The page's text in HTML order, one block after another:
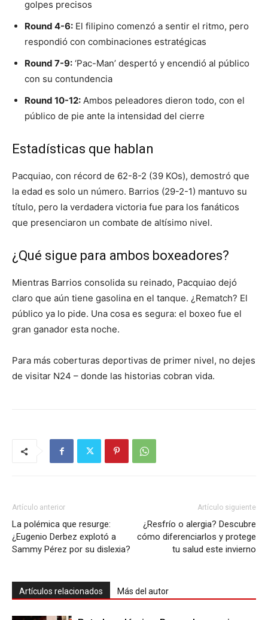
golpes precisos
Round 4-6: El filipino comenzó a sentir el ritmo, pero
respondió con combinaciones estratégicas
Round 7-9: ‘Pac-Man’ despertó y encendió al público
con su contundencia
Round 10-12: Ambos peleadores dieron todo, con el
público de pie ante la intensidad del cierre
Estadísticas que hablan
Pacquiao, con récord de 62-8-2 (39 KOs), demostró que
la edad es solo un número. Barrios (29-2-1) mantuvo su
título, pero la verdadera victoria fue para los fanáticos
que presenciaron un combate de altísimo nivel.
¿Qué sigue para ambos boxeadores?
Mientras Barrios consolida su reinado, Pacquiao dejó
claro que aún tiene gasolina en el tanque. ¿Rematch? El
público ya lo pide. Una cosa es segura: el boxeo fue el
gran ganador esta noche.
Para más coberturas deportivas de primer nivel, no dejes
de visitar N24 – donde las historias cobran vida.
Artículo anterior
La polémica que resurge:
¿Eugenio Derbez explotó a
Sammy Pérez por su dislexia?
Artículo siguiente
¿Resfrío o alergia? Descubre
cómo diferenciarlos y protege
tu salud este invierno
Artículos relacionados Más del autor